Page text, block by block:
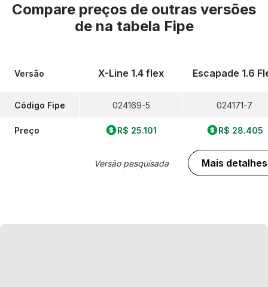
Compare preços de outras versões
de na tabela Fipe
Versão
Código Fipe
Preço
X-Line 1.4 flex
024169-5
R$ 25.101
Versão pesquisada
Escapade 1.6
024171-7
R$ 28.405
Mais detalhes